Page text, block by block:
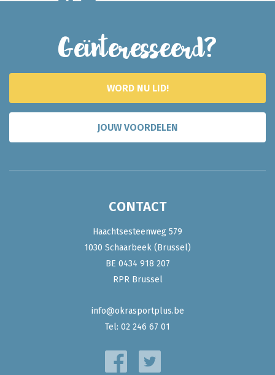
Geïnteresseerd?
WORD NU LID!
JOUW VOORDELEN
CONTACT
Haachtsesteenweg 579
1030 Schaarbeek (Brussel)
BE 0434 918 207
RPR Brussel
info@okrasportplus.be
Tel: 02 246 67 01